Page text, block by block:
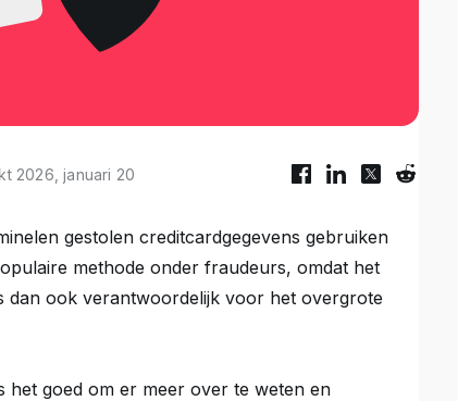
2026, januari 20
gestolen creditcardgegevens gebruiken
methode onder fraudeurs, omdat het
dan ook verantwoordelijk voor het overgrote
het goed om er meer over te weten en